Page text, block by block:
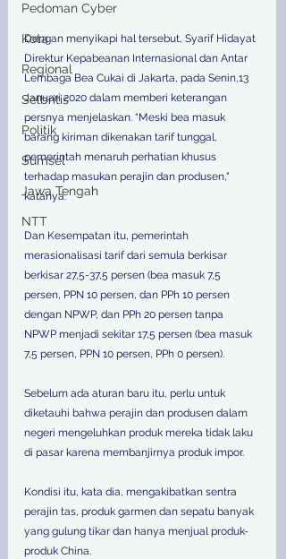
Pedoman Cyber
Kota
Regional
Selbritis
Politik
Sumsel
Jawa Tengah
NTT
Dengan menyikapi hal tersebut, Syarif Hidayat
Direktur Kepabeanan Internasional dan Antar
Lembaga Bea Cukai di Jakarta, pada Senin,13
Januari 2020 dalam memberi keterangan
persnya menjelaskan. “Meski bea masuk
barang kiriman dikenakan tarif tunggal,
pemerintah menaruh perhatian khusus
terhadap masukan perajin dan produsen,"
katanya.
Dan Kesempatan itu, pemerintah
merasionalisasi tarif dari semula berkisar
berkisar 27,5-37,5 persen (bea masuk 7,5
persen, PPN 10 persen, dan PPh 10 persen
dengan NPWP, dan PPh 20 persen tanpa
NPWP menjadi sekitar 17,5 persen (bea masuk
7,5 persen, PPN 10 persen, PPh 0 persen).
Sebelum ada aturan baru itu, perlu untuk
diketauhi bahwa perajin dan produsen dalam
negeri mengeluhkan produk mereka tidak laku
di pasar karena membanjirnya produk impor.
Kondisi itu, kata dia, mengakibatkan sentra
perajin tas, produk garmen dan sepatu banyak
yang gulung tikar dan hanya menjual produk-
produk China.